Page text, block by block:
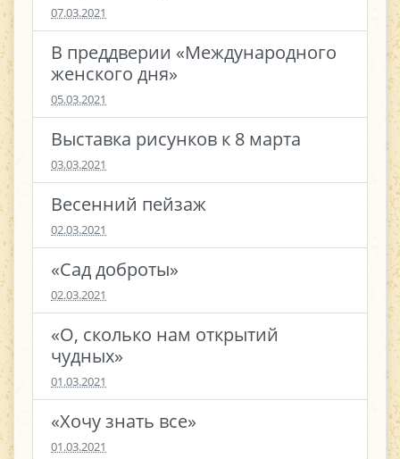
07.03.2021
В преддверии «Международного
женского дня»
05.03.2021
Выставка рисунков к 8 марта
03.03.2021
Весенний пейзаж
02.03.2021
«Сад доброты»
02.03.2021
«О, сколько нам открытий
чудных»
01.03.2021
«Хочу знать все»
01.03.2021